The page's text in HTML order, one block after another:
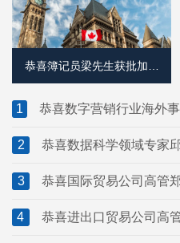
恭喜簿记员梁先生获批加拿
大萨省雇主担保移民！
1
恭喜数字营销行业海外
2
恭喜数据科学领域专家
3 恭喜国际贸易公司高管
4
恭喜进出口贸易公司高